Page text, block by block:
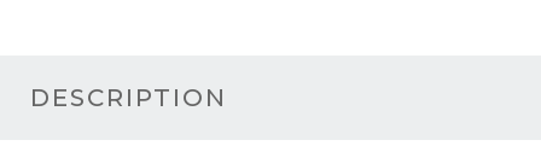
DESCRIPTION